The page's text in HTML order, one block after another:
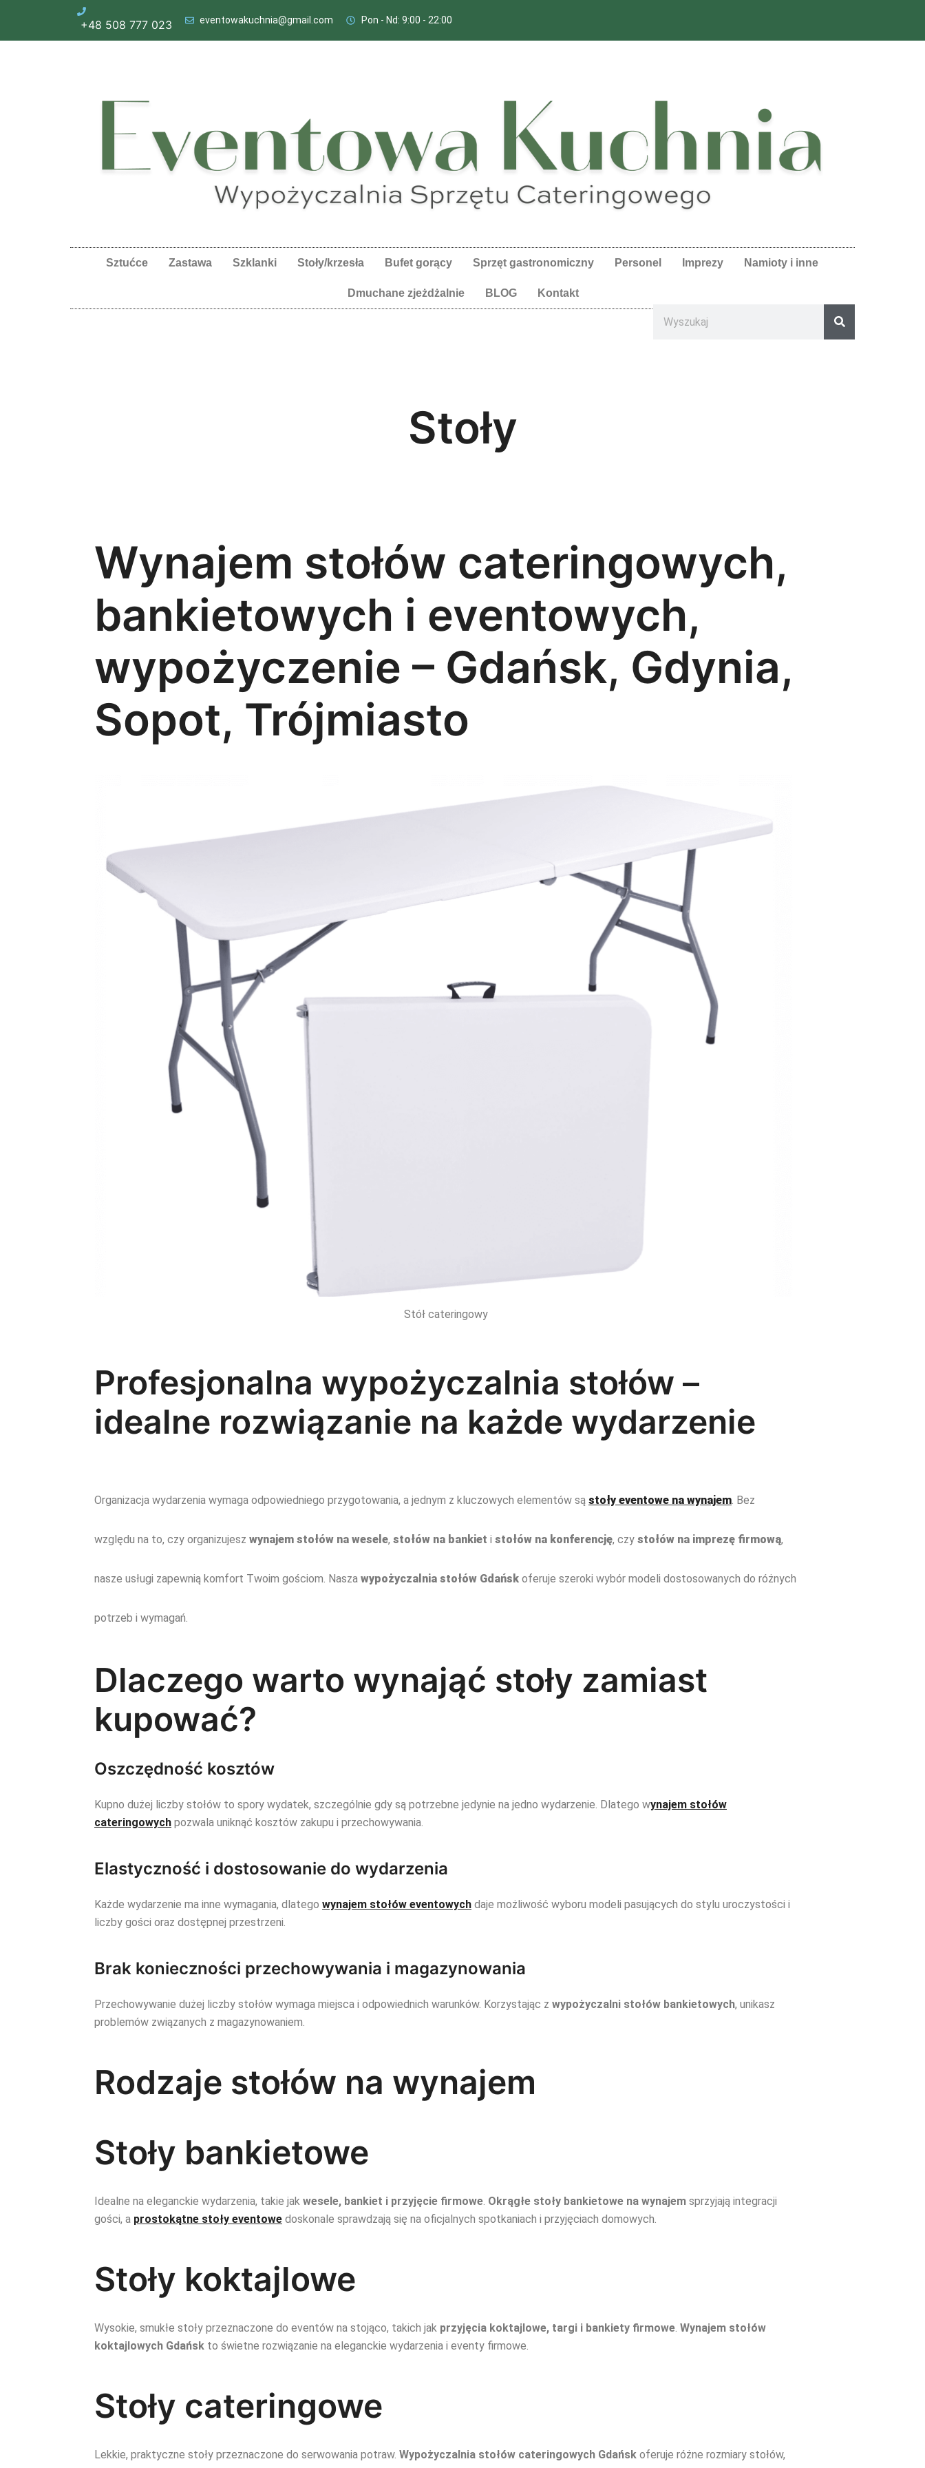
+48 508 777 023 eventowakuchnia@gmail.com Pon - Nd: 9:00 - 22:00​
Sztućce Zastawa Szklanki Stoły/krzesła Bufet gorący Sprzęt gastronomiczny Personel Imprezy Namioty i inne
Dmuchane zjeżdżalnie BLOG Kontakt
Stoły
Wynajem stołów cateringowych,
bankietowych i eventowych,
wypożyczenie – Gdańsk, Gdynia,
Sopot, Trójmiasto
Stół cateringowy
Profesjonalna wypożyczalnia stołów –
idealne rozwiązanie na każde wydarzenie
Organizacja wydarzenia wymaga odpowiedniego przygotowania, a jednym z kluczowych elementów są stoły eventowe na wynajem. Bez
względu na to, czy organizujesz wynajem stołów na wesele, stołów na bankiet i stołów na konferencję, czy stołów na imprezę firmową,
nasze usługi zapewnią komfort Twoim gościom. Nasza wypożyczalnia stołów Gdańsk oferuje szeroki wybór modeli dostosowanych do różnych
potrzeb i wymagań.
Dlaczego warto wynająć stoły zamiast
kupować?
Oszczędność kosztów
Kupno dużej liczby stołów to spory wydatek, szczególnie gdy są potrzebne jedynie na jedno wydarzenie. Dlatego wynajem stołów
cateringowych pozwala uniknąć kosztów zakupu i przechowywania.
Elastyczność i dostosowanie do wydarzenia
Każde wydarzenie ma inne wymagania, dlatego wynajem stołów eventowych daje możliwość wyboru modeli pasujących do stylu uroczystości i
liczby gości oraz dostępnej przestrzeni.
Brak konieczności przechowywania i magazynowania
Przechowywanie dużej liczby stołów wymaga miejsca i odpowiednich warunków. Korzystając z wypożyczalni stołów bankietowych, unikasz
problemów związanych z magazynowaniem.
Rodzaje stołów na wynajem
Stoły bankietowe
Idealne na eleganckie wydarzenia, takie jak wesele, bankiet i przyjęcie firmowe. Okrągłe stoły bankietowe na wynajem sprzyjają integracji
gości, a prostokątne stoły eventowe doskonale sprawdzają się na oficjalnych spotkaniach i przyjęciach domowych.
Stoły koktajlowe
Wysokie, smukłe stoły przeznaczone do eventów na stojąco, takich jak przyjęcia koktajlowe, targi i bankiety firmowe. Wynajem stołów
koktajlowych Gdańsk to świetne rozwiązanie na eleganckie wydarzenia i eventy firmowe.
Stoły cateringowe
Lekkie, praktyczne stoły przeznaczone do serwowania potraw. Wypożyczalnia stołów cateringowych Gdańsk oferuje różne rozmiary stołów,